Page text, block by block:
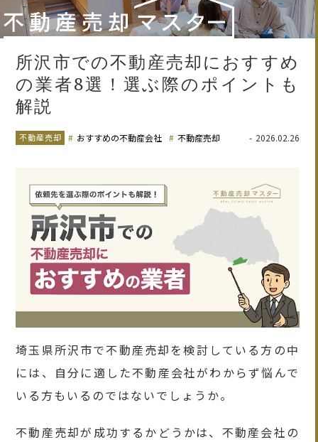
所沢市での不動産売却におすすめ
の業者8選！選ぶ際のポイントも
解説
不動産売却 おすすめの不動産会社 不動産売却 2026.02.26
埼玉県所沢市で不動産売却を検討している方の中
には、自分に適した不動産会社がわからず悩んで
いる方もいるのではないでしょうか。
不動産売却が成功するかどうかは、不動産会社の